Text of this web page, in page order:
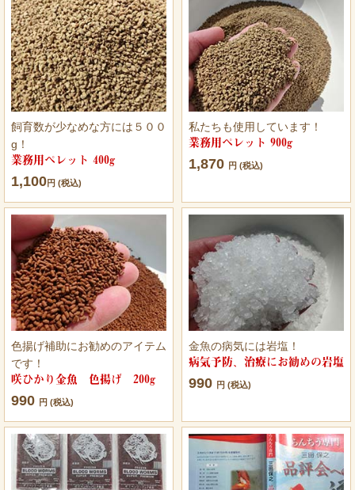
飼育数が少なめな方には５００
g！
業務用ペレット 400g
1,100円 (税込)
私たちも使用しています！
業務用ペレット 900g
1,870 円 (税込)
色揚げ補助にお勧めのアイテム
です！
咲ひかり金魚 色揚げ 200g
990 円 (税込)
金魚の病気には岩塩！
病気予防、治療にお勧めの岩塩
990 円 (税込)